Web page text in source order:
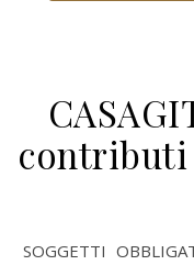
contributi
SOGGETTI OBBLIGATI: Datori di lavoro che hanno alle